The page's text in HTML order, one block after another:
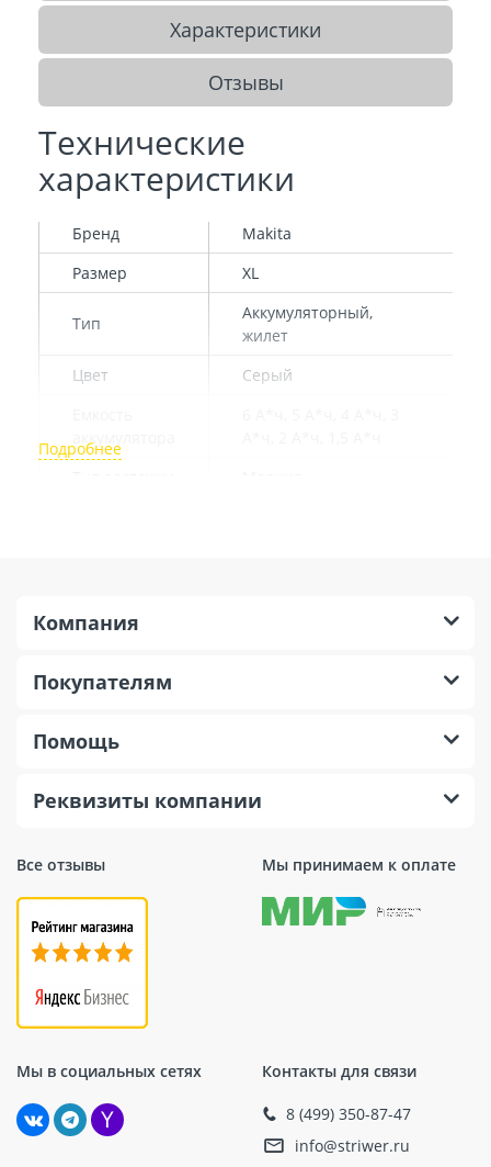
Характеристики
Отзывы
Технические
характеристики
Бренд
Makita
Размер
XL
Тип
Аккумуляторный,
жилет
Цвет
Серый
аккумулятора
Все отзывы Мы принимаем к оплате
Мы в социальных сетях Контакты для связи
8 (499) 350-87-47
info@striwer.ru
Компания
Покупателям
Помощь
Реквизиты компании